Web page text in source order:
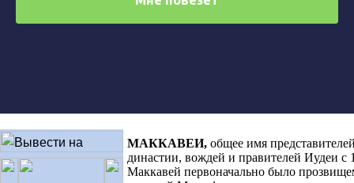
МАККАВЕИ, общее имя
династии, вождей и правителей Иудеи с
Маккавей первоначально было